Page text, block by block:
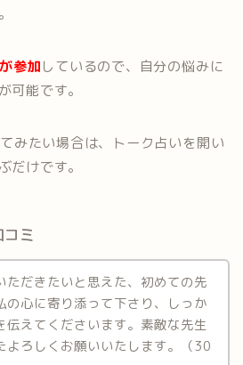
参加しているので、自分の悩みに
可能です。
みたい場合は、トーク占いを開い
だけです。
ミ
ただきたいと思えた、初めての先
の心に寄り添って下さり、しっか
伝えてくださいます。素敵な先生
よろしくお願いいたします。（30